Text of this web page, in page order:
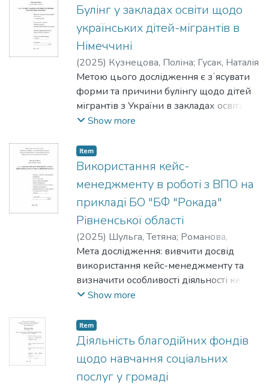
Булінг у закладах освіти щодо
українських дітей-мігрантів в
Німеччині
(2025) Кузнецова, Поліна; Гусак, Наталія
Метою цього дослідження є зʼясувати
форми та причини булінгу щодо дітей
мігрантів з України в закладах освіти
Німеччини та окреслити можливі шляхи
Show more
Item
Використання кейс-
менеджменту в роботі з ВПО на
прикладі БО "БФ "Рокада"
Рівненської області
(2025) Шульга, Тетяна; Романова,
Наталія
Мета дослідження: вивчити досвід
використання кейс-менеджменту та
визначити особливості діяльності кейс-
менеджерів у роботі з ВПО.
Show more
Item
Діяльність благодійних фондів
щодо навчання соціальних
послуг у громаді